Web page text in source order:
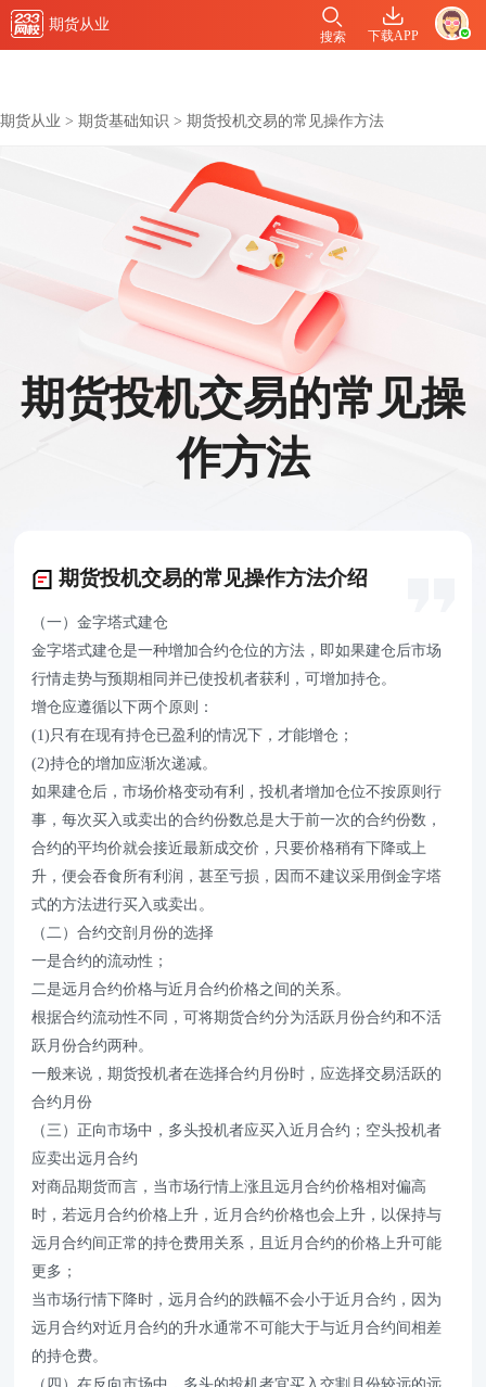
期货从业
下载APP
搜索
期货从业 > 期货基础知识 > 期货投机交易的常见操作方法
期货投机交易的常见操
作方法
期货投机交易的常见操作方法介绍
（一）金字塔式建仓
金字塔式建仓是一种增加合约仓位的方法，即如果建仓后市场
行情走势与预期相同并已使投机者获利，可增加持仓。
增仓应遵循以下两个原则：
(1)只有在现有持仓已盈利的情况下，才能增仓；
(2)持仓的增加应渐次递减。
如果建仓后，市场价格变动有利，投机者增加仓位不按原则行
事，每次买入或卖出的合约份数总是大于前一次的合约份数，
合约的平均价就会接近最新成交价，只要价格稍有下降或上
升，便会吞食所有利润，甚至亏损，因而不建议采用倒金字塔
式的方法进行买入或卖出。
（二）合约交剖月份的选择
一是合约的流动性；
二是远月合约价格与近月合约价格之间的关系。
根据合约流动性不同，可将期货合约分为活跃月份合约和不活
跃月份合约两种。
一般来说，期货投机者在选择合约月份时，应选择交易活跃的
合约月份
（三）正向市场中，多头投机者应买入近月合约；空头投机者
应卖出远月合约
对商品期货而言，当市场行情上涨且远月合约价格相对偏高
时，若远月合约价格上升，近月合约价格也会上升，以保持与
远月合约间正常的持仓费用关系，且近月合约的价格上升可能
更多；
当市场行情下降时，远月合约的跌幅不会小于近月合约，因为
远月合约对近月合约的升水通常不可能大于与近月合约间相差
的持仓费。